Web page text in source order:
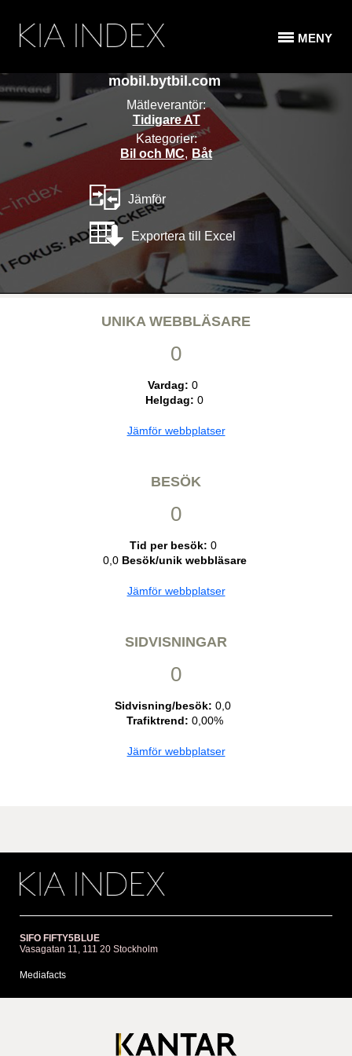
MENY
mobil.bytbil.com
Mätleverantör:
Tidigare AT
Kategorier:
Bil och MC, Båt
Jämför
Exportera till Excel
UNIKA WEBBLÄSARE
0
Vardag: 0
Helgdag: 0
Jämför webbplatser
BESÖK
0
Tid per besök: 0
0,0 Besök/unik webbläsare
Jämför webbplatser
SIDVISNINGAR
0
Sidvisning/besök: 0,0
Trafiktrend: 0,00%
Jämför webbplatser
SIFO FIFTY5BLUE
Vasagatan 11, 111 20 Stockholm
Mediafacts